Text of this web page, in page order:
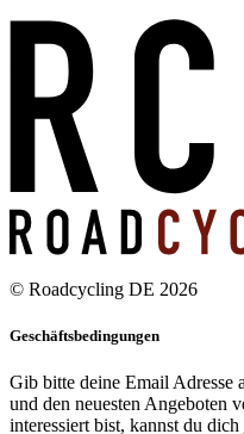
© Roadcycling DE 2026
Geschäftsbedingungen
Gib bitte deine Email
und den neuesten Angeboten
interessiert bist, kannst du